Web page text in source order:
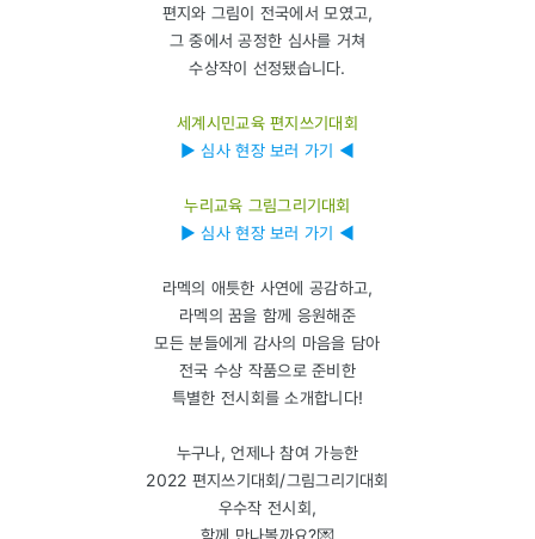
편지와 그림이 전국에서 모였고,
그 중에서 공정한 심사를 거쳐
수상작이 선정됐습니다.
세계시민교육 편지쓰기대회
▶ 심사 현장 보러 가기 ◀
누리교육 그림그리기대회
▶ 심사 현장 보러 가기 ◀
라멕의 애틋한 사연에 공감하고,
라멕의 꿈을 함께 응원해준
모든 분들에게 감사의 마음을 담아
전국 수상 작품으로 준비한
특별한 전시회를 소개합니다!
누구나, 언제나 참여 가능한
2022 편지쓰기대회/그림그리기대회
우수작 전시회,
함께 만나볼까요?💌